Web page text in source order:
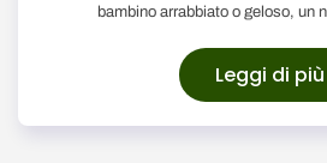
bambino arrabbiato o geloso, un
Leggi di più